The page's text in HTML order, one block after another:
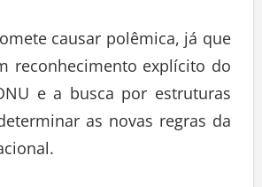
causar polêmica, já que
reconhecimento explícito do
e a busca por estruturas
as novas regras da